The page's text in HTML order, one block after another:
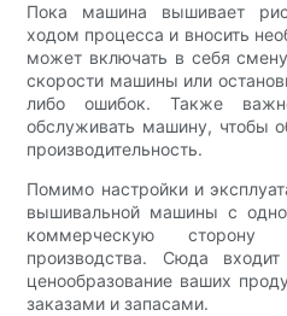
Пока машина вышивает
ходом процесса и вносить
может включать в себя
скорости машины или
либо ошибок. Также
обслуживать машину, чтобы
производительность.
Помимо настройки и
вышивальной машины с
коммерческую сторону
производства. Сюда
ценообразование ваших
заказами и запасами.